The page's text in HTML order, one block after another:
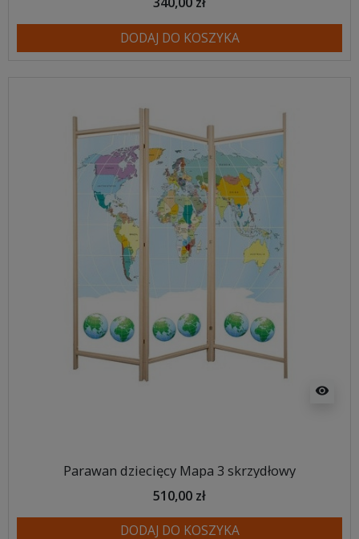
DODAJ DO KOSZYKA
visibility
Parawan dziecięcy Mapa 3 skrzydłowy
510,00 zł
DODAJ DO KOSZYKA